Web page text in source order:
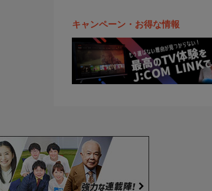
キャンペーン・お得な情報